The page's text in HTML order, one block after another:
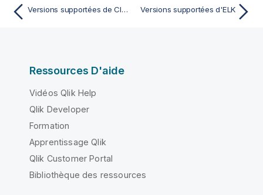
Versions supportées de Cloudera Navigator pour les Jobs Talend Versions supportées d'ELK
Ressources D'aide
Vidéos Qlik Help
Qlik Developer
Formation
Apprentissage Qlik
Qlik Customer Portal
Bibliothèque des ressources